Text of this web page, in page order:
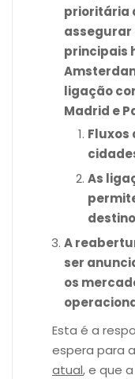
prioritária
assegurar
principais
ligação
Madrid e
Fluxos
As
A
ser
os
Esta é a
espera para
atual, e que